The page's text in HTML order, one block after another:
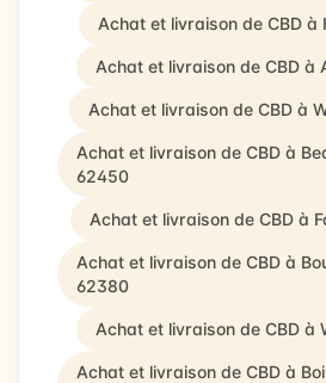
Achat et livraison de CBD à
Achat et livraison de CBD à
Achat et livraison de CBD à
Achat et livraison de CBD à
62450
Achat et livraison de CBD à
Achat et livraison de CBD à
62380
Achat et livraison de CBD à
Achat et livraison de CBD à